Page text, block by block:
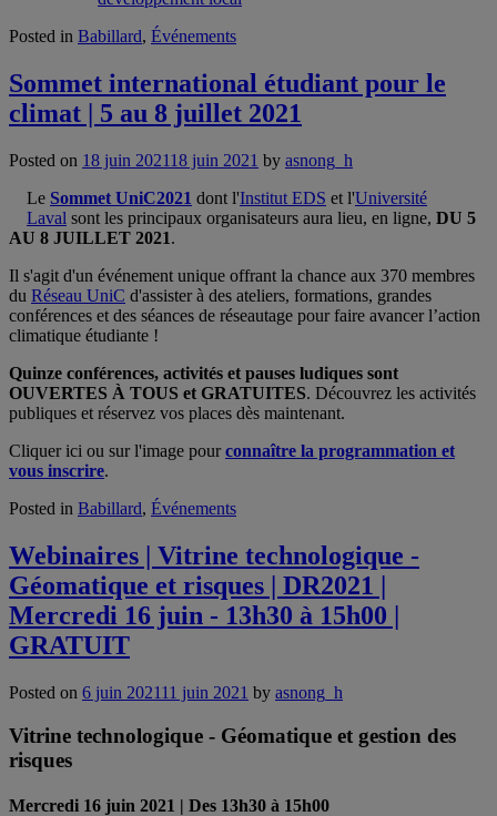
Posted in Babillard, Événements
Sommet international étudiant pour le
climat | 5 au 8 juillet 2021
Posted on 18 juin 202118 juin 2021 by asnong_h
Le Sommet UniC2021 dont l'Institut EDS et l'Université
Laval sont les principaux organisateurs aura lieu, en ligne, DU 5
AU 8 JUILLET 2021.
Il s'agit d'un événement unique offrant la chance aux 370 membres
du Réseau UniC d'assister à des ateliers, formations, grandes
conférences et des séances de réseautage pour faire avancer l’action
climatique étudiante !
Quinze conférences, activités et pauses ludiques sont
OUVERTES À TOUS et GRATUITES. Découvrez les activités
publiques et réservez vos places dès maintenant.
Cliquer ici ou sur l'image pourconnaître la programmation et
vous inscrire.
Posted in Babillard, Événements
Webinaires | Vitrine technologique -
Géomatique et risques | DR2021 |
Mercredi 16 juin - 13h30 à 15h00 |
GRATUIT
Posted on 6 juin 202111 juin 2021 by asnong_h
Vitrine technologique - Géomatique et gestion des
risques
Mercredi 16 juin 2021 | Des 13h30 à 15h00